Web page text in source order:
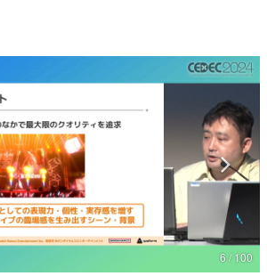
6 / 100